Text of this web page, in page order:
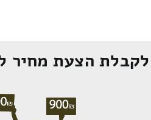
לקבלת הצעת מחיר